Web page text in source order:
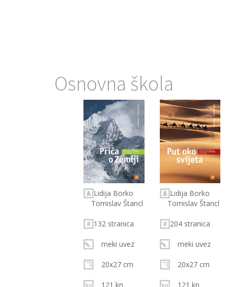
Osnovna škola
Lidija Borko
Tomislav Štancl
132 stranica
meki uvez
20x27 cm
121 kn
Lidija Borko
Tomislav Štancl
204 stranica
meki uvez
20x27 cm
121 kn